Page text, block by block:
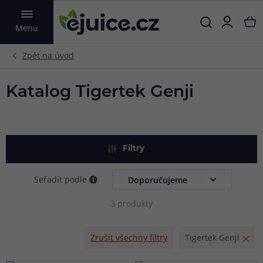
Menu
VYHLEDAT
Katalog Tigertek Genji
Filtry
Seřadit podle
3 produkty
Zrušit všechny filtry Tigertek Genji